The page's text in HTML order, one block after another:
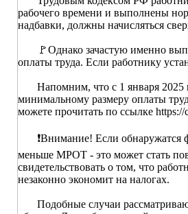
рабочего времени и выполнены
надбавки, должны начисляться
🚩Однако зачастую именно
оплаты труда. Если работнику
Напомним, что с 1 января 2025
минимальному размеру оплаты
можете прочитать по ссылке
❗Внимание! Если обнаружатся
меньше МРОТ - это может стать
свидетельствовать о том, что
незаконно экономит на налогах.
Подобные случаи